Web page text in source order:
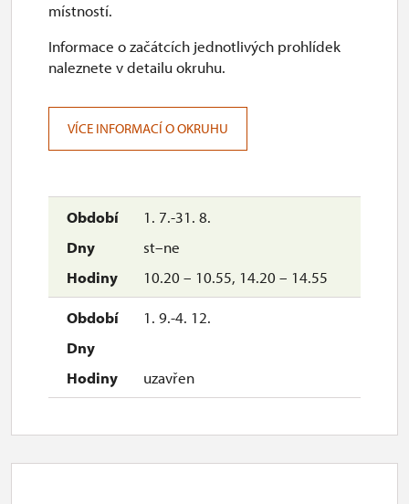
1. 7.-31. 8.
st–ne
10.20 – 10.55, 14.20 – 14.55
1. 9.-4. 12.
uzavřen
místností.
Informace o začátcích jednotlivých prohlídek
naleznete v detailu okruhu.
VÍCE INFORMACÍ O OKRUHU